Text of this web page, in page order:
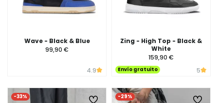
Wave - Black & Blue
99,90 €
4.9
Zing - High Top - Black &
White
159,90 €
Envío gratuito 5
-33% -29%